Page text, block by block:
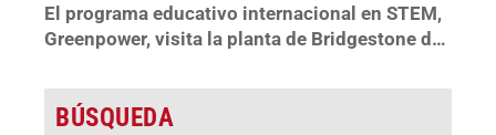
El programa educativo internacional en STEM,
Greenpower, visita la planta de Bridgestone de
BÚSQUEDA